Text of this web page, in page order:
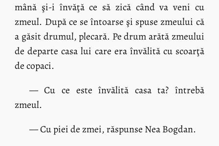
mână şi-i învăţă ce să zică când va veni cu
zmeul. După ce se întoarse şi spuse zmeului că
a găsit drumul, plecară. Pe drum arătă zmeului
de departe casa lui care era învălită cu scoarţă
de copaci.
— Cu ce este învălită casa ta? întrebă
zmeul.
— Cu piei de zmei, răspunse Nea Bogdan.